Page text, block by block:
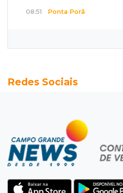
08:51 Ponta Porã
Após briga, casa pega
Agendão de partidas
Rodada do Brasileirão
domingo de Dia dos Pais
O enorme peso dos
Redes Sociais